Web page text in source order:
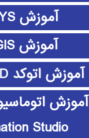
آموزش ANSYS
آموزش ArcGIS
آموزش اتوکد AUTOCAD
آموزش
Studio